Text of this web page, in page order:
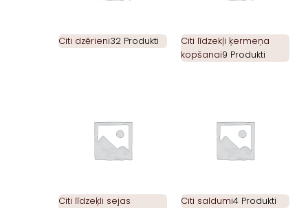
Citi dzērieni32 Produkti
Citi līdzekļi ķermeņa
kopšanai9 Produkti
Citi līdzeķli sejas
Citi saldumi4 Produkti